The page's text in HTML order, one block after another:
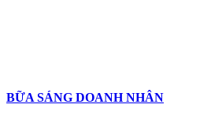
BỮA SÁNG DOANH NHÂN